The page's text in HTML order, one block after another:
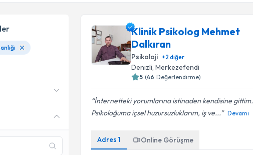
Klinik Psikolog Mehmet
Dalkıran
Psikoloji +2 diğer
Denizli, Merkezefendi
5 (46 Değerlendirme)
İnternetteki yorumlarına istinaden kendisine gittim.
Psikoloğuma içsel huzursuzluklarım, iş ve...
Devamı
Adres1 Online Görüşme
sunan